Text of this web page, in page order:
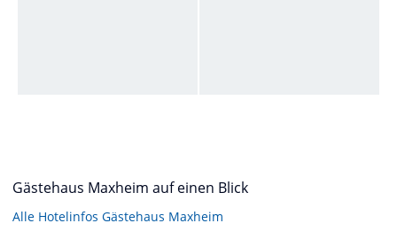
Gästehaus Maxheim auf einen Blick
Alle Hotelinfos Gästehaus Maxheim